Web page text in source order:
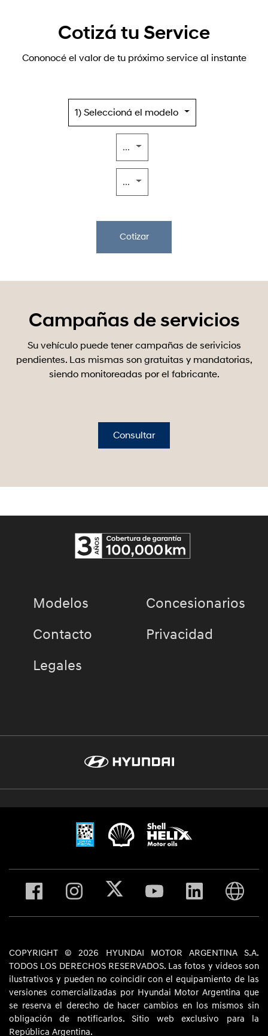
Cotizá tu Service
Cononocé el valor de tu próximo service al instante
1) Seleccioná el modelo
...
...
Cotizar
Campañas de servicios
Su vehículo puede tener campañas de serivicios
pendientes. Las mismas son gratuitas y mandatorias,
siendo monitoreadas por el fabricante.
Consultar
Modelos
Concesionarios
Contacto
Privacidad
Legales
COPYRIGHT © 2026 HYUNDAI MOTOR ARGENTINA S.A.
TODOS LOS DERECHOS RESERVADOS. Las fotos y videos son
ilustrativos y pueden no coincidir con el equipamiento de las
versiones comercializadas por Hyundai Motor Argentina que
se reserva el derecho de hacer cambios en los mismos sin
obligación de notificarlos. Sitio web exclusivo para la
República Argentina.